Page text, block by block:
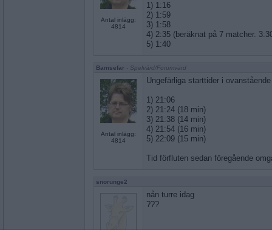
Antal inlägg:
4814
1) 1:16
2) 1:59
3) 1:58
4) 2:35 (beräknat på 7 matcher.
5) 1:40
Bamsefar - Spelvärd/Forumvärd
Antal inlägg:
4814
Ungefärliga starttider i
1) 21:06
2) 21:24 (18 min)
3) 21:38 (14 min)
4) 21:54 (16 min)
5) 22:09 (15 min)
Tid förfluten sedan föregående
snorunge2
nån turre idag
???